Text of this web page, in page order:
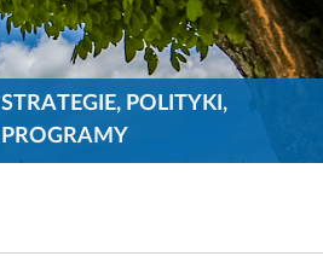
STRATEGIE, POLITYKI,
PROGRAMY